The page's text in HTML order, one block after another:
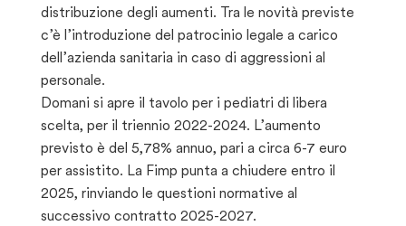
distribuzione degli aumenti. Tra le novità previste
c’è l’introduzione del patrocinio legale a carico
dell’azienda sanitaria in caso di aggressioni al
personale.
Domani si apre il tavolo per i pediatri di libera
scelta, per il triennio 2022-2024. L’aumento
previsto è del 5,78% annuo, pari a circa 6-7 euro
per assistito. La Fimp punta a chiudere entro il
2025, rinviando le questioni normative al
successivo contratto 2025-2027.